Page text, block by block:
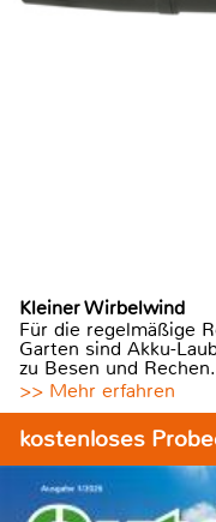
Kleiner Wirbelwind
Für die regelmäßige
Garten sind Akku-
zu Besen und Rechen.
>> Mehr erfahren
kostenloses